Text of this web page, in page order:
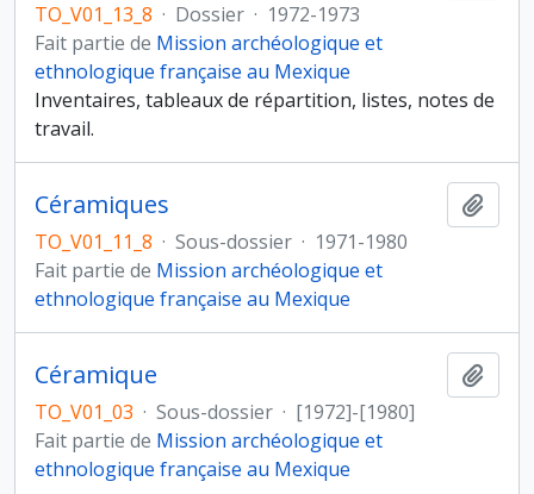
TO_V01_13_8 · Dossier · 1972-1973
Fait partie de Mission archéologique et
ethnologique française au Mexique
Inventaires, tableaux de répartition, listes, notes de
travail.
Céramiques
TO_V01_11_8 · Sous-dossier · 1971-1980
Fait partie de Mission archéologique et
ethnologique française au Mexique
Céramique
TO_V01_03 · Sous-dossier · [1972]-[1980]
Fait partie de Mission archéologique et
ethnologique française au Mexique